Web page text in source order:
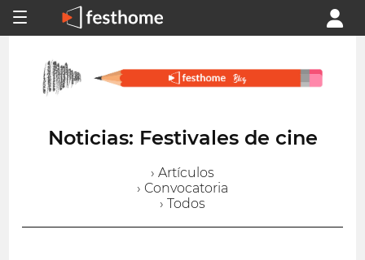
Noticias: Festivales de cine
› Artículos
› Convocatoria
› Todos